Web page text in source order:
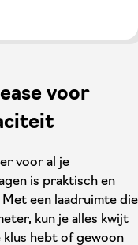
voor
voor al je
is praktisch en
een laadruimte die
kun je alles kwijt
hebt of gewoon